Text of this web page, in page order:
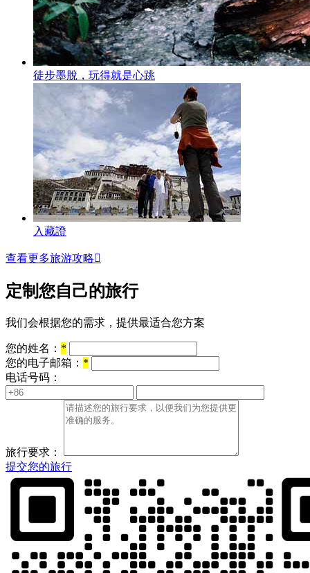
徒步墨脫，玩得就是心跳
入藏證
查看更多旅游攻略
定制您自己的旅行
我们会根据您的需求，提供最适合您方案
您的姓名： *
您的电子邮箱： *
电话号码：
旅行要求：
提交您的旅行